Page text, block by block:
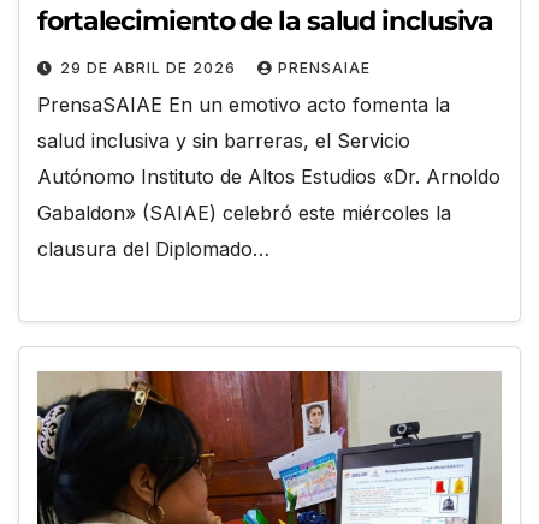
fortalecimiento de la salud inclusiva
29 DE ABRIL DE 2026 PRENSAIAE
PrensaSAIAE En un emotivo acto fomenta la
salud inclusiva y sin barreras, el Servicio
Autónomo Instituto de Altos Estudios «Dr. Arnoldo
Gabaldon» (SAIAE) celebró este miércoles la
clausura del Diplomado…